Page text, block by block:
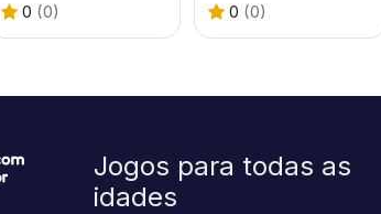
0 (0) 0 (0)
Jogos para todas as
idades